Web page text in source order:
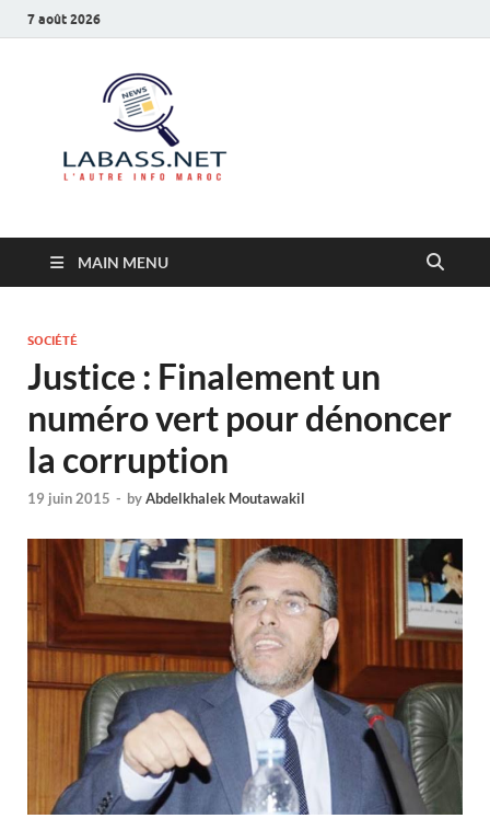
7 août 2026
MAIN MENU
SOCIÉTÉ
Justice : Finalement un
numéro vert pour dénoncer
la corruption
19 juin 2015 - byAbdelkhalek Moutawakil